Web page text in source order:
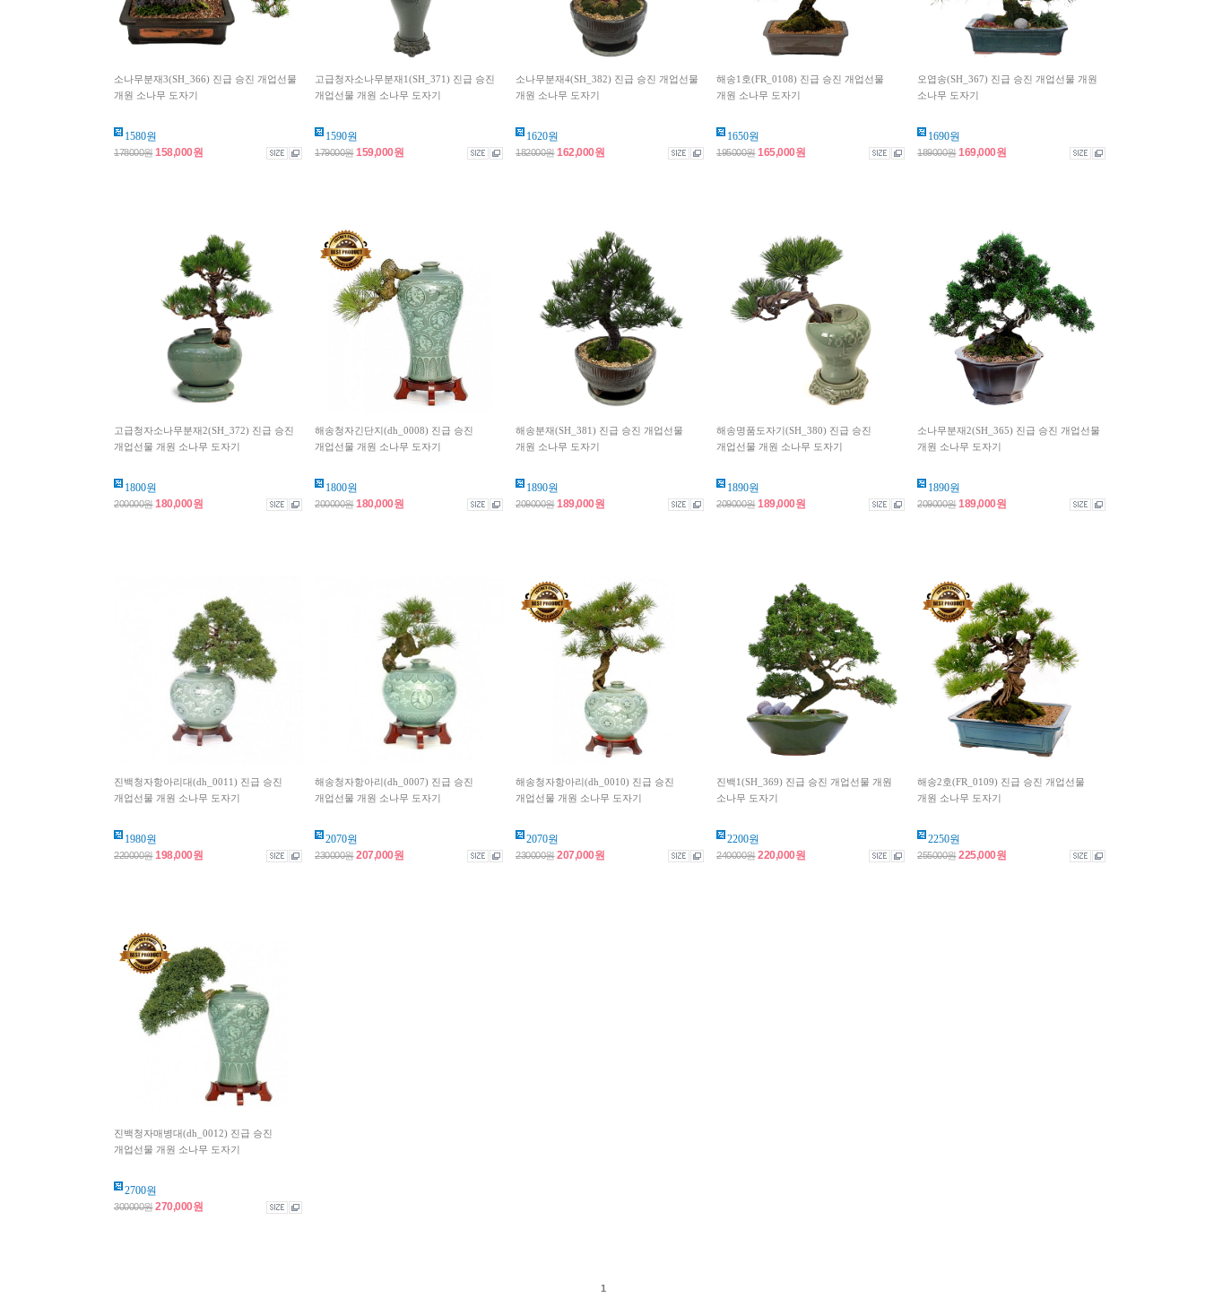
소나무분재3(SH_366) 진급 승진 개업선물
개원 소나무 도자기
1580원
178000원158,000원
고급청자소나무분재1(SH_371) 진급 승진
개업선물 개원 소나무 도자기
1590원
179000원159,000원
소나무분재4(SH_382) 진급 승진 개업선물
개원 소나무 도자기
1620원
182000원162,000원
해송1호(FR_0108) 진급 승진 개업선물
개원 소나무 도자기
1650원
195000원165,000원
오엽송(SH_367) 진급 승진 개업선물 개원
소나무 도자기
1690원
189000원169,000원
고급청자소나무분재2(SH_372) 진급 승진
개업선물 개원 소나무 도자기
1800원
200000원180,000원
해송청자긴단지(dh_0008) 진급 승진
개업선물 개원 소나무 도자기
1800원
200000원180,000원
해송분재(SH_381) 진급 승진 개업선물
개원 소나무 도자기
1890원
209000원189,000원
해송명품도자기(SH_380) 진급 승진
개업선물 개원 소나무 도자기
1890원
209000원189,000원
소나무분재2(SH_365) 진급 승진 개업선물
개원 소나무 도자기
1890원
209000원189,000원
진백청자항아리대(dh_0011) 진급 승진
개업선물 개원 소나무 도자기
1980원
220000원198,000원
해송청자항아리(dh_0007) 진급 승진
개업선물 개원 소나무 도자기
2070원
230000원207,000원
해송청자항아리(dh_0010) 진급 승진
개업선물 개원 소나무 도자기
2070원
230000원207,000원
진백1(SH_369) 진급 승진 개업선물 개원
소나무 도자기
2200원
240000원220,000원
해송2호(FR_0109) 진급 승진 개업선물
개원 소나무 도자기
2250원
255000원225,000원
진백청자매병대(dh_0012) 진급 승진
개업선물 개원 소나무 도자기
2700원
300000원270,000원
1